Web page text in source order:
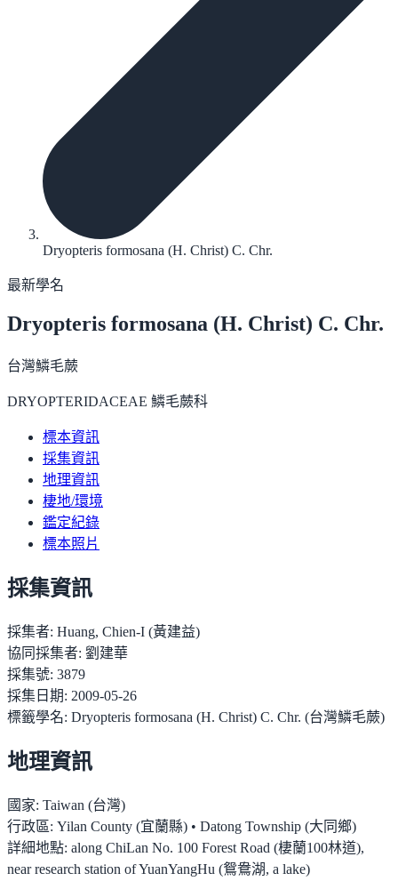
Dryopteris formosana (H. Christ) C. Chr.
最新學名
Dryopteris formosana (H. Christ) C. Chr.
台灣鱗毛蕨
DRYOPTERIDACEAE 鱗毛蕨科
標本資訊
採集資訊
地理資訊
棲地/環境
鑑定紀錄
標本照片
採集資訊
採集者: Huang, Chien-I (黃建益)
協同採集者: 劉建華
採集號: 3879
採集日期: 2009-05-26
標籤學名: Dryopteris formosana (H. Christ) C. Chr. (台灣鱗毛蕨)
地理資訊
國家: Taiwan (台灣)
行政區: Yilan County (宜蘭縣) • Datong Township (大同鄉)
詳細地點: along ChiLan No. 100 Forest Road (棲蘭100林道),
near research station of YuanYangHu (鴛鴦湖, a lake)